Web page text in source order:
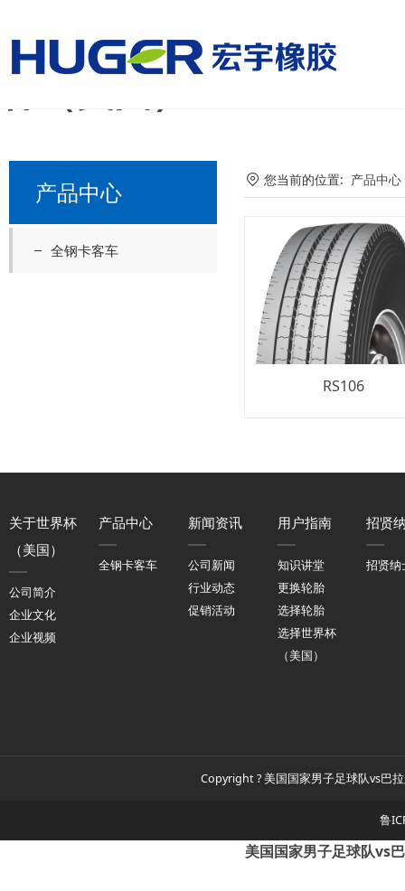
美国国家男子足球队
杯（美国）
产品中心
全钢卡客车
您当前的位置: 产品中心
RS106
关于世界杯
（美国）
公司简介
企业文化
企业视频
产品中心
全钢卡客车
新闻资讯
公司新闻
行业动态
促销活动
用户指南
知识讲堂
更换轮胎
选择轮胎
选择世界杯
（美国）
招贤
招贤纳
Copyright ? 美国国家男子足球队vs巴
鲁
美国国家男子足球队vs